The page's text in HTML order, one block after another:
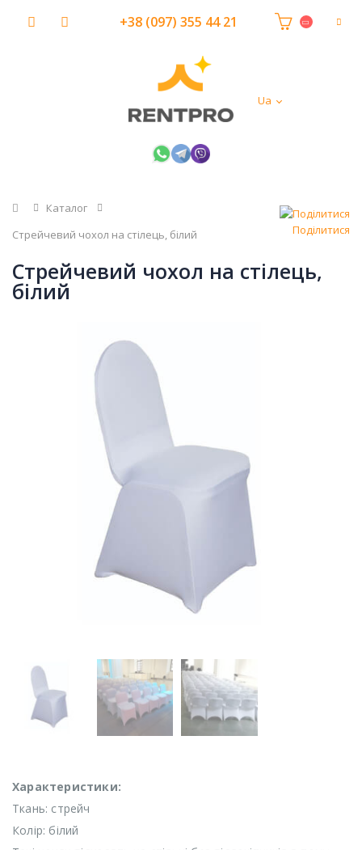
Ua
+38 (097) 355 44 21
Головна
Каталог
Стрейчевий чохол на стілець, білий
Поділитися
Стрейчевий чохол на стілець,
білий
Характеристики:
Ткань: стрейч
Колір: білий